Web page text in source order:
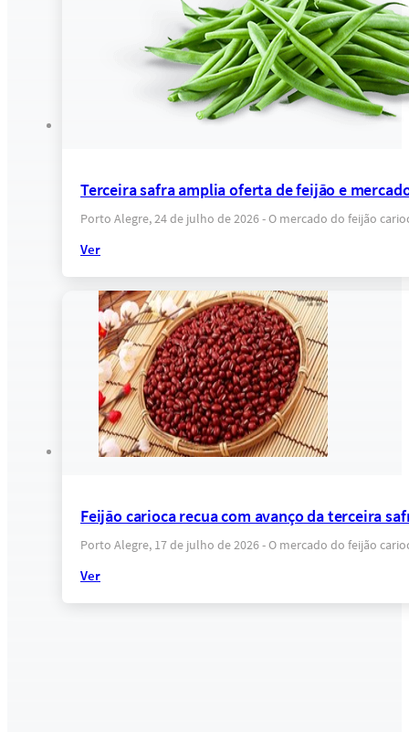
Terceira safra amplia oferta de feijão e
Porto Alegre, 24 de julho de 2026 - O mercado do feijão
Ver
Feijão carioca recua com avanço da terceira
Porto Alegre, 17 de julho de 2026 - O mercado do feijão
Ver